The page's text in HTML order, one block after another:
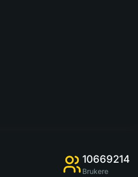
10669214
Brukere